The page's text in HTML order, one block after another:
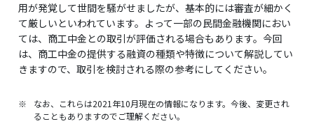
用が発覚して世間を騒がせましたが、基本的には審査が細かく
て厳しいといわれています。よって一部の民間金融機関におい
ては、商工中金との取引が評価される場合もあります。今回
は、商工中金の提供する融資の種類や特徴について解説してい
きますので、取引を検討される際の参考にしてください。
※
なお、これらは2021年10月現在の情報になります。今後、変更され
ることもありますのでご理解ください。